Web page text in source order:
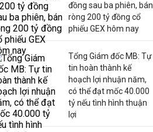
đồng sau ba phiên, bán
ròng 200 tỷ đồng cổ
phiếu GEX hôm nay
Tổng Giám đốc MB: Tự
tin hoàn thành kế
hoạch lợi nhuận năm,
có thể đạt mốc 40.000
tỷ nếu tình hình thuận
lợi